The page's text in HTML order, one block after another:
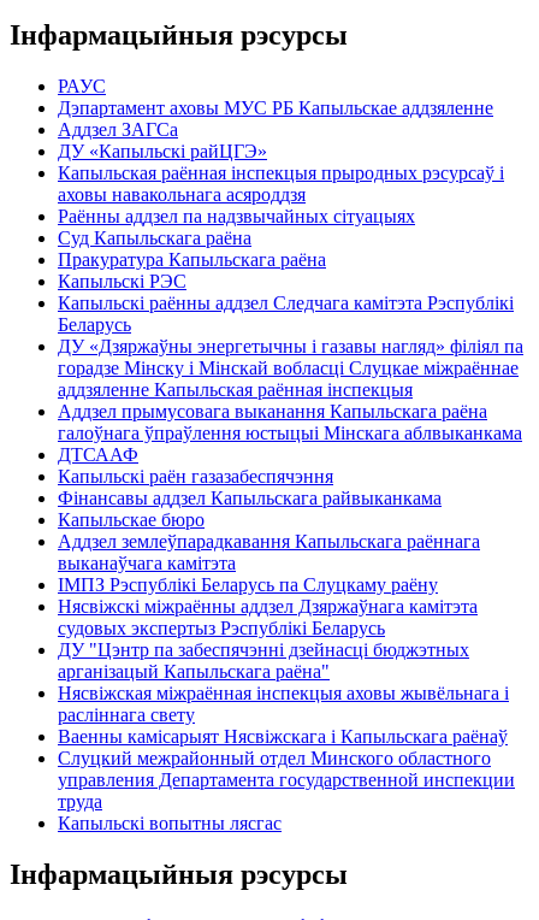
Інфармацыйныя рэсурсы
РАУС
Дэпартамент аховы МУС РБ Капыльскае аддзяленне
Аддзел ЗАГСа
ДУ «Капыльскі райЦГЭ»
Капыльская раённая інспекцыя прыродных рэсурсаў і
аховы навакольнага асяроддзя
Раённы аддзел па надзвычайных сітуацыях
Суд Капыльскага раёна
Пракуратура Капыльскага раёна
Капыльскі РЭС
Капыльскі раённы аддзел Следчага камітэта Рэспублікі
Беларусь
ДУ «Дзяржаўны энергетычны і газавы нагляд» філіял па
горадзе Мінску і Мінскай вобласці Слуцкае міжраённае
аддзяленне Капыльская раённая інспекцыя
Аддзел прымусовага выканання Капыльскага раёна
галоўнага ўпраўлення юстыцыі Мінскага аблвыканкама
ДТСААФ
Капыльскі раён газазабеспячэння
Фінансавы аддзел Капыльскага райвыканкама
Капыльскае бюро
Аддзел землеўпарадкавання Капыльскага раённага
выканаўчага камітэта
ІМПЗ Рэспублікі Беларусь па Слуцкаму раёну
Нясвіжскі міжраённы аддзел Дзяржаўнага камітэта
судовых экспертыз Рэспублікі Беларусь
ДУ "Цэнтр па забеспячэнні дзейнасці бюджэтных
арганізацый Капыльскага раёна"
Нясвіжская міжраённая інспекцыя аховы жывёльнага і
расліннага свету
Ваенны камісарыят Нясвіжскага і Капыльскага раёнаў
Слуцкий межрайонный отдел Минского областного
управления Департамента государственной инспекции
труда
Капыльскі вопытны лясгас
Інфармацыйныя рэсурсы